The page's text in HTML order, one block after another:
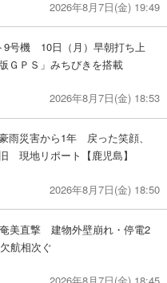
2026年8月7日(金) 19:49
9号機 10日（月）早朝打ち上
ＧＰＳ」みちびきを搭載
2026年8月7日(金) 18:53
雨災害から1年 戻った笑顔、
現地リポート【鹿児島】
2026年8月7日(金) 18:50
美直撃 建物外壁崩れ・停電2
航相次ぐ